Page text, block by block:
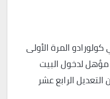
المرة الأولى
لدخول البيت